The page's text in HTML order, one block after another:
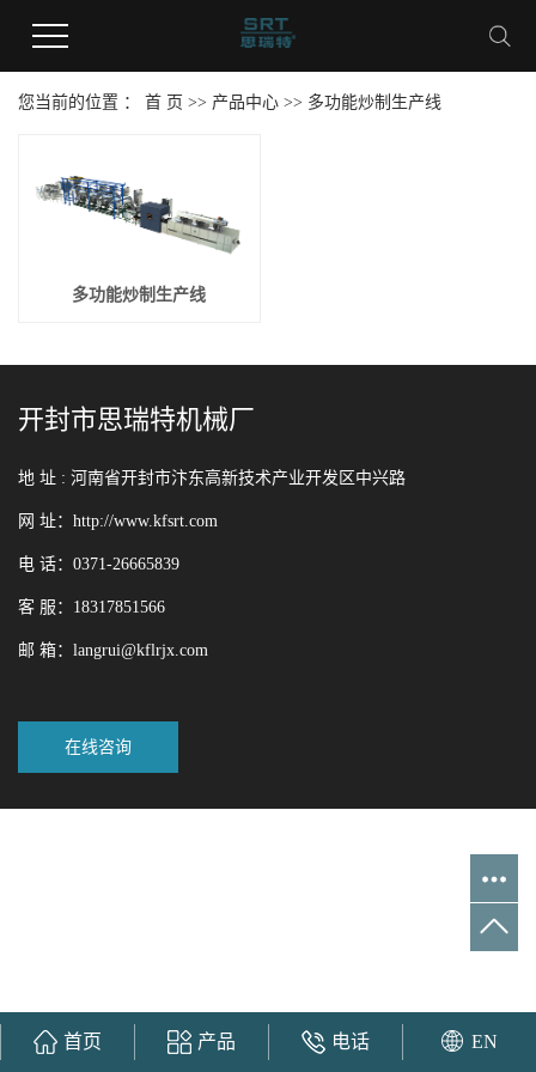
您当前的位置 ： 首 页 >> 产品中心 >> 多功能炒制生产线
多功能炒制生产线
开封市思瑞特机械厂
地 址 : 河南省开封市汴东高新技术产业开发区中兴路
网 址：http://www.kfsrt.com
电 话：0371-26665839
客 服：18317851566
邮 箱：langrui@kflrjx.com
在线咨询
首页 产品 电话 EN